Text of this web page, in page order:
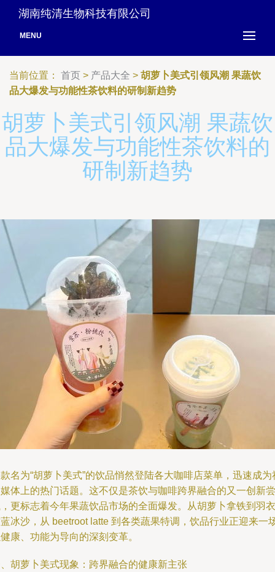
湖南纯清生物科技有限公司
MENU
当前位置： 首页 > 产品大全 > 胡萝卜美式引领风潮 果蔬饮
品大爆发与功能性茶饮料的研制新趋势
胡萝卜美式引领风潮 果蔬饮
品大爆发与功能性茶饮料的
研制新趋势
名为“胡萝卜美式”的饮品悄然登陆各大咖啡店菜单，迅速成为
体上的热门话题。这不仅是茶饮与咖啡跨界融合的又一创新尝
更标志着今年果蔬饮品市场的全面爆发。从胡萝卜拿铁到羽衣
冰沙，从 beetroot latte 到各类蔬果特调，饮品行业正迎来一
康、功能为导向的深刻变革。
胡萝卜美式现象：跨界融合的健康新主张